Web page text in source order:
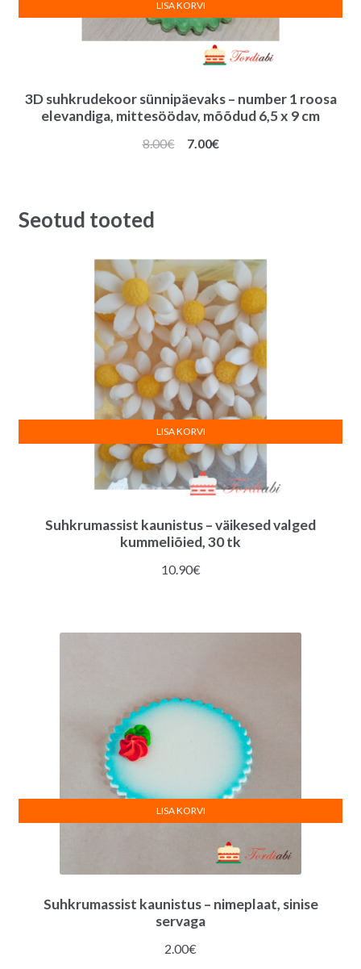
3D suhkrudekoor sünnipäevaks – number 1 roosa
elevandiga, mittesöödav, mõõdud 6,5 x 9 cm
8.00€
Algne
7.00€Praegune
LISA KORVI
Seotud tooted
Suhkrumassist kaunistus – väikesed valged
kummeliõied, 30 tk
10.90€
LISA KORVI
Suhkrumassist kaunistus – nimeplaat, sinise
servaga
2.00€
LISA KORVI